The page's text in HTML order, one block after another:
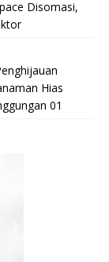
Disomasi,
Hias
01